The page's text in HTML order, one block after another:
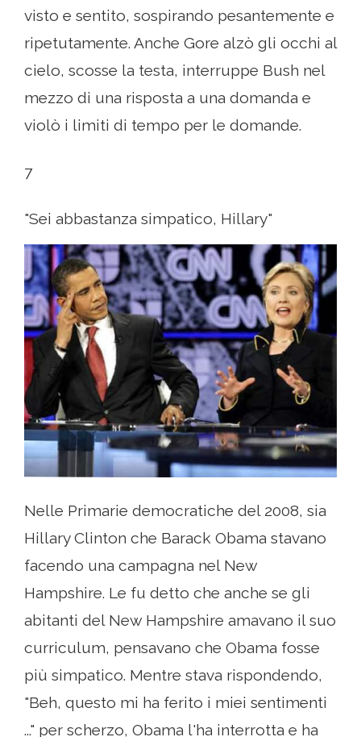
visto e sentito, sospirando pesantemente e
ripetutamente. Anche Gore alzò gli occhi al
cielo, scosse la testa, interruppe Bush nel
mezzo di una risposta a una domanda e
violò i limiti di tempo per le domande.
7
"Sei abbastanza simpatico, Hillary"
Nelle Primarie democratiche del 2008, sia
Hillary Clinton che Barack Obama stavano
facendo una campagna nel New
Hampshire. Le fu detto che anche se gli
abitanti del New Hampshire amavano il suo
curriculum, pensavano che Obama fosse
più simpatico. Mentre stava rispondendo,
"Beh, questo mi ha ferito i miei sentimenti
..." per scherzo, Obama l'ha interrotta e ha